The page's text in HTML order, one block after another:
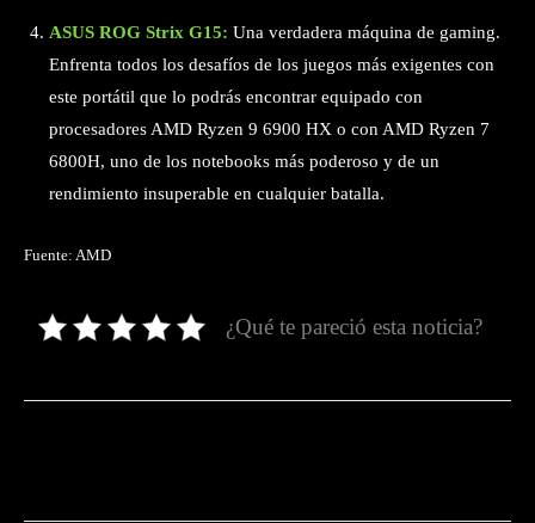
ASUS ROG Strix G15: Una verdadera máquina de gaming.
Enfrenta todos los desafíos de los juegos más exigentes con
este portátil que lo podrás encontrar equipado con
procesadores AMD Ryzen 9 6900 HX o con AMD Ryzen 7
6800H, uno de los notebooks más poderoso y de un
rendimiento insuperable en cualquier batalla.
Fuente: AMD
¿Qué te pareció esta noticia?